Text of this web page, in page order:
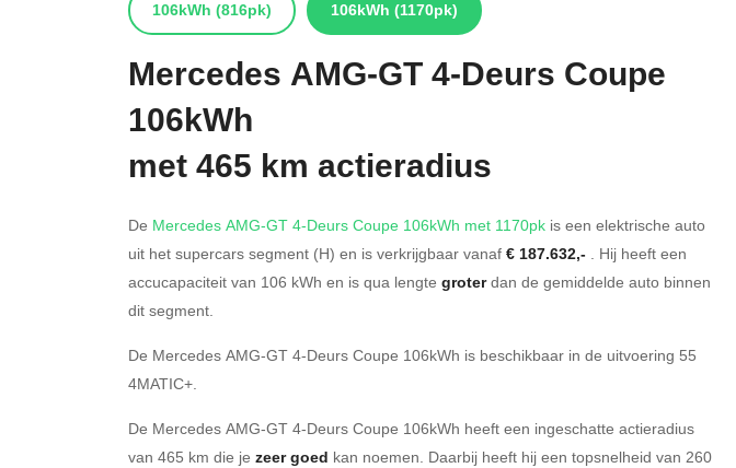
106kWh (816pk) 106kWh (1170pk)
Mercedes AMG-GT 4-Deurs Coupe
106kWh
met 465 km actieradius
De Mercedes AMG-GT 4-Deurs Coupe 106kWh met 1170pk is een elektrische auto
uit het supercars segment (H) en is verkrijgbaar vanaf € 187.632,- . Hij heeft een
accucapaciteit van 106 kWh en is qua lengte groterdan de gemiddelde auto binnen
dit segment.
De Mercedes AMG-GT 4-Deurs Coupe 106kWh is beschikbaar in de uitvoering 55
4MATIC+.
De Mercedes AMG-GT 4-Deurs Coupe 106kWh heeft een ingeschatte actieradius
van 465 km die je zeer goed kan noemen. Daarbij heeft hij een topsnelheid van 260